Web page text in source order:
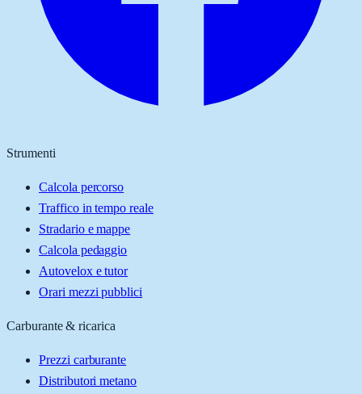
Strumenti
Calcola percorso
Traffico in tempo reale
Stradario e mappe
Calcola pedaggio
Autovelox e tutor
Orari mezzi pubblici
Carburante & ricarica
Prezzi carburante
Distributori metano